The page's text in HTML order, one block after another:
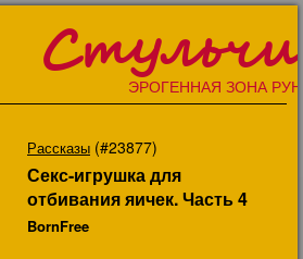
ЭРОГЕННАЯ ЗОНА
Рассказы (#23877)
Секс-игрушка для
отбивания яичек. Часть 4
BornFree